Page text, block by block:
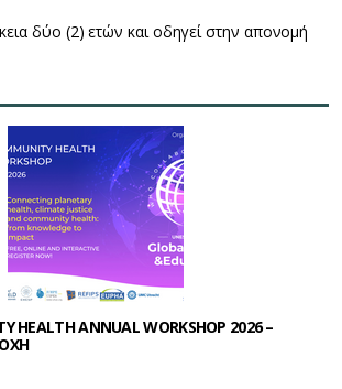
δύο (2) ετών και οδηγεί στην απονομή
HEALTH ANNUAL WORKSHOP 2026 –